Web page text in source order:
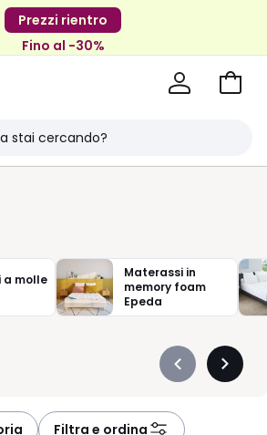
Prezzi rientro
Fino al -30%
Vai
a molle
Materassi in
memory foam
Epeda
Précédent
à
Filtra e ordina